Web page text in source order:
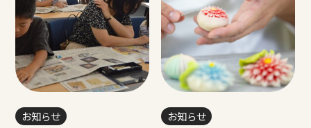
お知らせ お知らせ